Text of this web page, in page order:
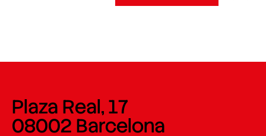
Plaza Real, 17
08002 Barcelona